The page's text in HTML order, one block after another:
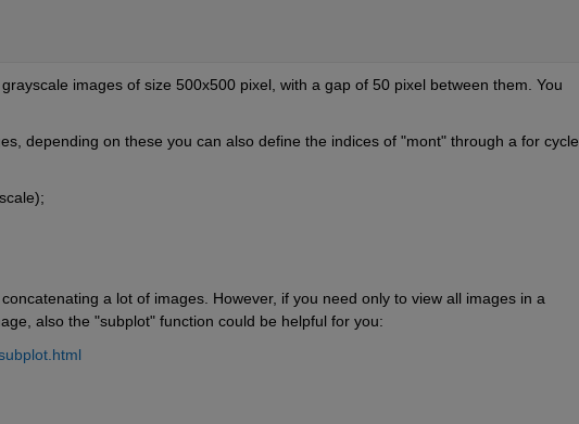
images of size 500x500 pixel, with a gap of 50 pixel between them. You
depending on these you can also define the indices of "mont" through a for cycle
a lot of images. However, if you need only to view all images in a
also the "subplot" function could be helpful for you: